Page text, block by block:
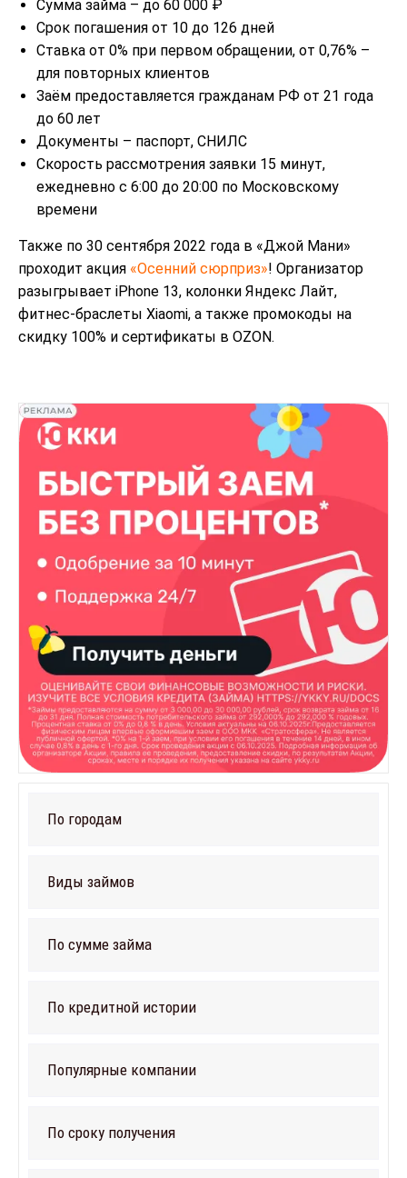
Сумма займа – до 60 000 ₽
Срок погашения от 10 до 126 дней
Ставка от 0% при первом обращении, от 0,76% –
для повторных клиентов
Заём предоставляется гражданам РФ от 21 года
до 60 лет
Документы – паспорт, СНИЛС
Скорость рассмотрения заявки 15 минут,
ежедневно с 6:00 до 20:00 по Московскому
времени
Также по 30 сентября 2022 года в «Джой Мани»
проходит акция «Осенний сюрприз»! Организатор
разыгрывает iPhone 13, колонки Яндекс Лайт,
фитнес-браслеты Xiaomi, а также промокоды на
скидку 100% и сертификаты в OZON.
По городам
Виды займов
По сумме займа
По кредитной истории
Популярные компании
По сроку получения